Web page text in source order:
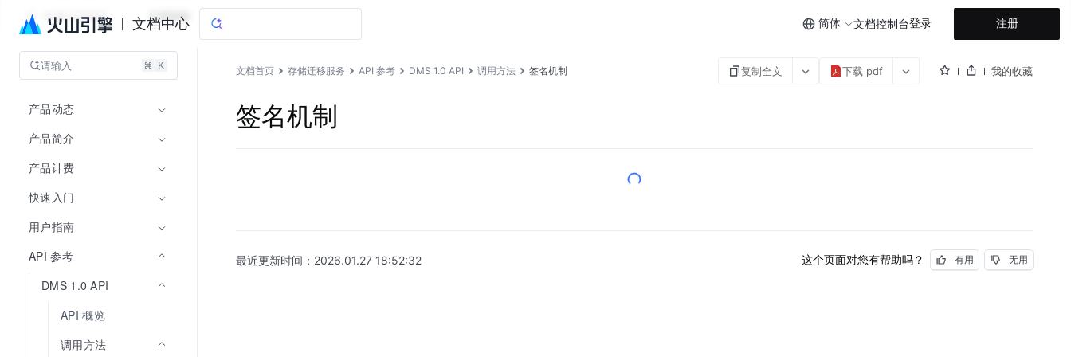
文档中心 简体 文档控制台登录 注册
存储迁移服务 文档指南
请输入
产品动态
产品简介
产品计费
快速入门
用户指南
API 参考
DMS 1.0 API
API 概览
调用方法
文档首页 存储迁移服务 API 参考 DMS 1.0 API 调用方法 签名机制 复制全文 下载 pdf 我的收藏
签名机制
最近更新时间： 2026.01.27 18:52:32 这个页面对您有帮助吗？ 有用 无用